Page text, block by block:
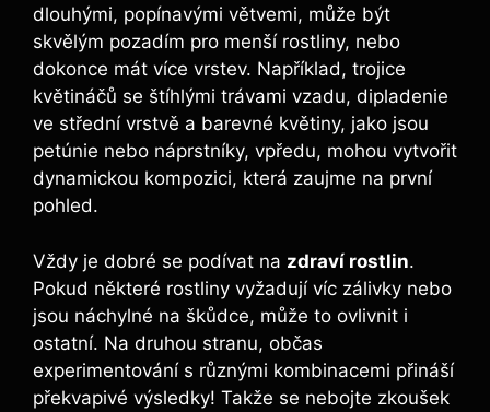
dlouhými, popínavými větvemi, může být
skvělým pozadím pro menší rostliny, nebo
dokonce mát více vrstev. Například, trojice
květináčů se štíhlými trávami vzadu, dipladenie
ve střední vrstvě a barevné květiny, jako jsou
petúnie nebo náprstníky, vpředu, mohou vytvořit
dynamickou kompozici, která zaujme na první
pohled.
Vždy je dobré se podívat na zdraví rostlin.
Pokud některé rostliny vyžadují víc zálivky nebo
jsou náchylné na škůdce, může to ovlivnit i
ostatní. Na druhou stranu, občas
experimentování s různými kombinacemi přináší
překvapivé výsledky! Takže se nebojte zkoušek